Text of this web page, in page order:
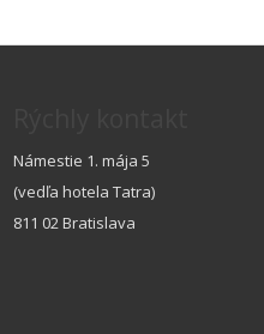
Námestie 1. mája 5
(vedľa hotela Tatra)
811 02 Bratislava